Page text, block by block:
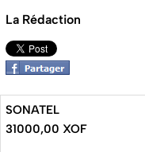
La Rédaction
SONATEL
31000,00 XOF